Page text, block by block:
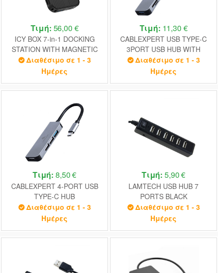
Τιμή: 56,00 €
ICY BOX 7-in-1 DOCKING
STATION WITH MAGNETIC
M.2 SSD BAY BLACK
Διαθέσιμο σε 1 - 3
Ημέρες
Τιμή: 11,30 €
CABLEXPERT USB TYPE-C
3PORT USB HUB WITH
CARD READER
Διαθέσιμο σε 1 - 3
Ημέρες
Τιμή: 8,50 €
CABLEXPERT 4-PORT USB
TYPE-C HUB
Διαθέσιμο σε 1 - 3
Ημέρες
Τιμή: 5,90 €
LAMTECH USB HUB 7
PORTS BLACK
Διαθέσιμο σε 1 - 3
Ημέρες